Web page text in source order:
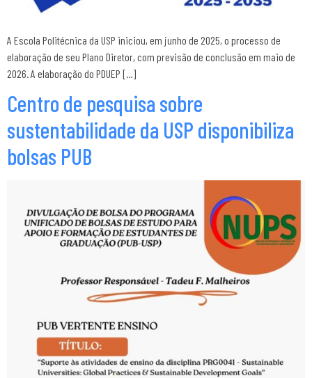
A Escola Politécnica da USP iniciou, em junho de 2025, o processo de
elaboração de seu Plano Diretor, com previsão de conclusão em maio de
2026. A elaboração do PDUEP […]
Centro de pesquisa sobre
sustentabilidade da USP disponibiliza
bolsas PUB